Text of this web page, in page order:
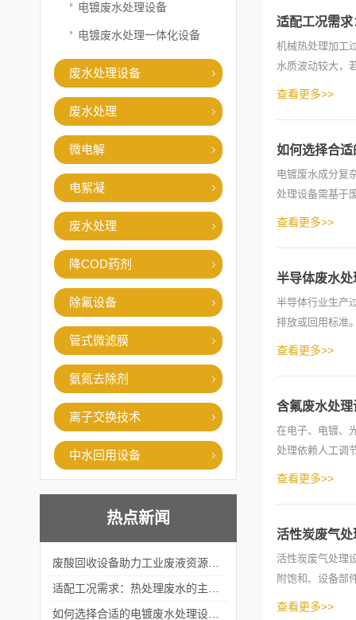
电镀废水处理设备
电镀废水处理一体化设备
废水处理设备
废水处理
微电解
电絮凝
废水处理
降COD药剂
除氟设备
管式微滤膜
氨氮去除剂
离子交换技术
中水回用设备
热点新闻
适配工况需
机械热处理加工
水质波动较大，
合规排放...
查看更多>>
如何选择合
电镀废水成分复
处理设备需基于
型的第...
查看更多>>
半导体废水
半导体行业生产
排放或回用标准
标。以...
查看更多>>
含氟废水处
在电子、电镀、
处理依赖人工调
查看更多>>
活性炭废气
活性炭废气处理
附饱和、设备部
查看更多>>